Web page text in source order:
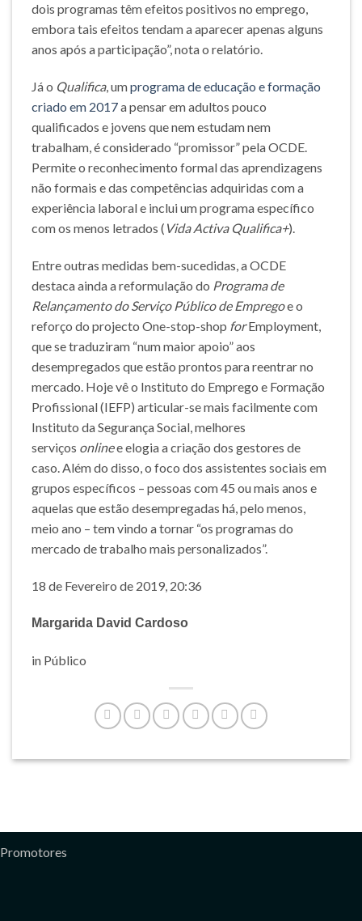
dois programas têm efeitos positivos no emprego,
embora tais efeitos tendam a aparecer apenas alguns
anos após a participação”, nota o relatório.
Já o Qualifica, umprograma de educação e formação
criado em 2017a pensar em adultos pouco
qualificados e jovens que nem estudam nem
trabalham, é considerado “promissor” pela OCDE.
Permite o reconhecimento formal das aprendizagens
não formais e das competências adquiridas com a
experiência laboral e inclui um programa específico
com os menos letrados ( Vida Activa Qualifica+).
Entre outras medidas bem-sucedidas, a OCDE
destaca ainda a reformulação do Programa de
Relançamento do Serviço Público de Empregoe o
reforço do projecto One-stop-shop forEmployment,
que se traduziram “num maior apoio” aos
desempregados que estão prontos para reentrar no
mercado. Hoje vê o Instituto do Emprego e Formação
Profissional (IEFP) articular-se mais facilmente com
Instituto da Segurança Social, melhores
serviços onlinee elogia a criação dos gestores de
caso. Além do disso, o foco dos assistentes sociais em
grupos específicos – pessoas com 45 ou mais anos e
aquelas que estão desempregadas há, pelo menos,
meio ano – tem vindo a tornar “os programas do
mercado de trabalho mais personalizados”.
18 de Fevereiro de 2019, 20:36
Margarida David Cardoso
in Público
Promotores